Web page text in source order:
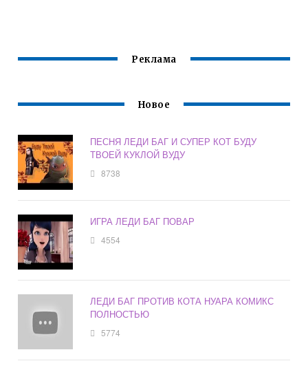
Реклама
Новое
ПЕСНЯ ЛЕДИ БАГ И СУПЕР КОТ БУДУ
ТВОЕЙ КУКЛОЙ ВУДУ
8738
ИГРА ЛЕДИ БАГ ПОВАР
4554
ЛЕДИ БАГ ПРОТИВ КОТА НУАРА КОМИКС
ПОЛНОСТЬЮ
5774